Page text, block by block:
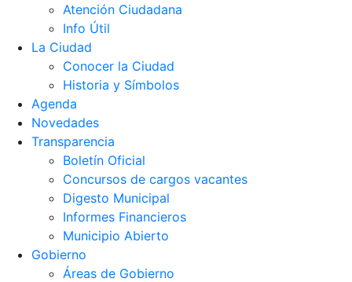
Atención Ciudadana
Info Útil
La Ciudad
Conocer la Ciudad
Historia y Símbolos
Agenda
Novedades
Transparencia
Boletín Oficial
Concursos de cargos vacantes
Digesto Municipal
Informes Financieros
Municipio Abierto
Gobierno
Áreas de Gobierno